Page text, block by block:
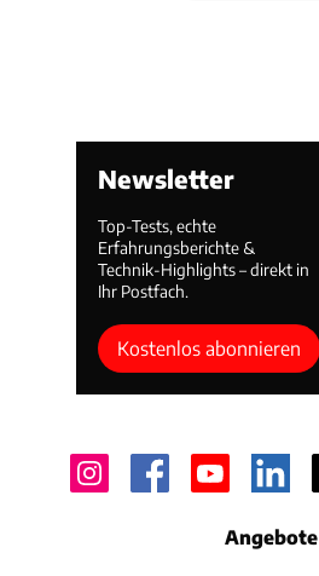
Newsletter
Top-Tests, echte
Erfahrungsberichte &
Technik-Highlights – direkt in
Ihr Postfach.
Kostenlos abonnieren
Angebote